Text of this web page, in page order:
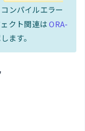
ンパイルエラー
クト関連はORA-
ます。